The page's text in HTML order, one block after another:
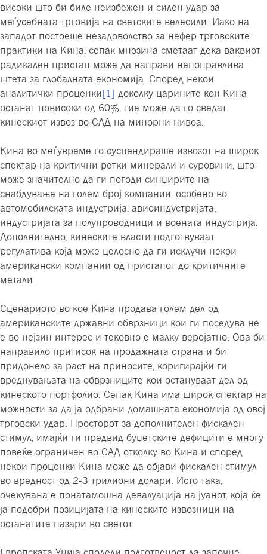
високи што би биле неизбежен и силен удар за
меѓусебната трговија на светските велесили. Иако на
западот постоеше незадоволство за нефер трговските
практики на Кина, сепак мнозина сметаат дека ваквиот
радикален пристап може да направи непоправлива
штета за глобалната економија. Според некои
аналитички проценки[1] доколку царините кон Кина
останат повисоки од 60%, тие може да го сведат
кинескиот извоз во САД на минорни нивоа.
Кина во меѓувреме го суспендираше извозот на широк
спектар на критични ретки минерали и суровини, што
може значително да ги погоди синџирите на
снабдување на голем број компании, особено во
автомобилската индустрија, авиоиндустријата,
индустријата за полупроводници и воената индустрија.
Дополнително, кинеските власти подготвуваат
регулатива која може целосно да ги исклучи некои
американски компании од пристапот до критичните
метали.
Сценариото во кое Кина продава голем дел од
американските државни обврзници кои ги поседува не
е во нејзин интерес и тековно е малку веројатно. Ова би
направило притисок на продажната страна и би
придонело за раст на приносите, коригирајќи ги
вреднувањата на обврзниците кои остануваат дел од
кинеското портфолио. Сепак Кина има широк спектар на
можности за да ја одбрани домашната економија од овој
трговски удар. Просторот за дополнителен фискален
стимул, имајќи ги предвид буџетските дефицити е многу
повеќе ограничен во САД отколку во Кина и според
некои проценки Кина може да објави фискален стимул
во вредност од 2-3 трилиони долари. Исто така,
очекувана е понатамошна девалуација на јуанот, која ќе
ја подобри позицијата на кинеските извозници на
останатите пазари во светот.